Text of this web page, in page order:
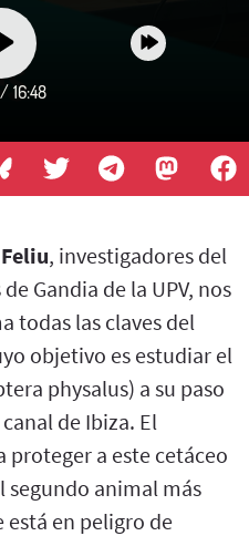
/ 16:48
, investigadores del
Gandia de la UPV, nos
todas las claves del
objetivo es estudiar el
physalus) a su paso
de Ibiza. El
a este cetáceo
segundo animal más
está en peligro de